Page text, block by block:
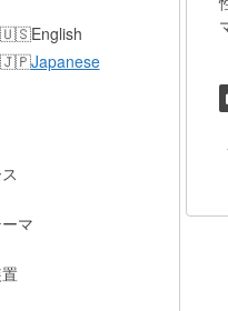
English
Japanese
マ